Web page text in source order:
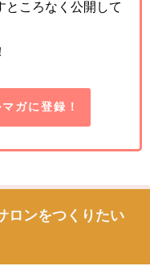
ところなく公開して
ガに登録！
ロンをつくりたい